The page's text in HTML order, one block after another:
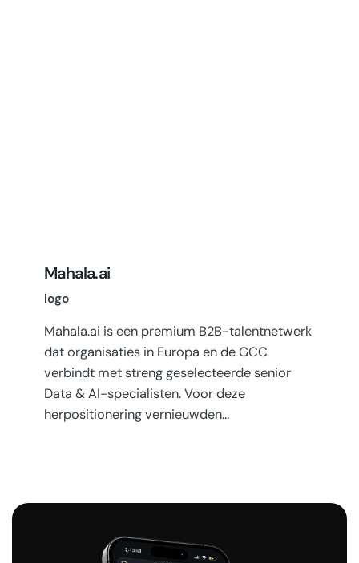
Mahala.ai
logo
Mahala.ai is een premium B2B-talentnetwerk
dat organisaties in Europa en de GCC
verbindt met streng geselecteerde senior
Data & AI-specialisten. Voor deze
herpositionering vernieuwden…